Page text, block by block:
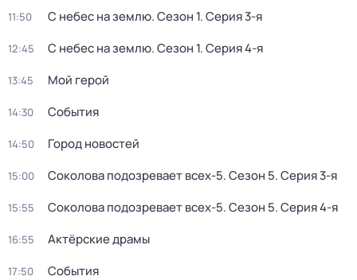
11:50 С небес на землю. Сезон 1. Серия 3-я
12:45 С небес на землю. Сезон 1. Серия 4-я
13:45 Мой герой
14:30 События
14:50 Город новостей
15:00 Соколова подозревает всех-5. Сезон 5. Серия 3-я
15:55 Соколова подозревает всех-5. Сезон 5. Серия 4-я
16:55 Актёрские драмы
17:50 События